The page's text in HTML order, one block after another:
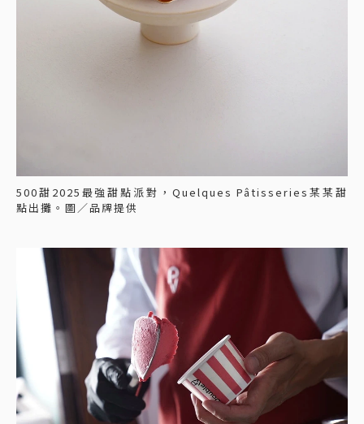
500甜2025最強甜點派對，Quelques Pâtisseries某某甜
點出攤。圖／品牌提供